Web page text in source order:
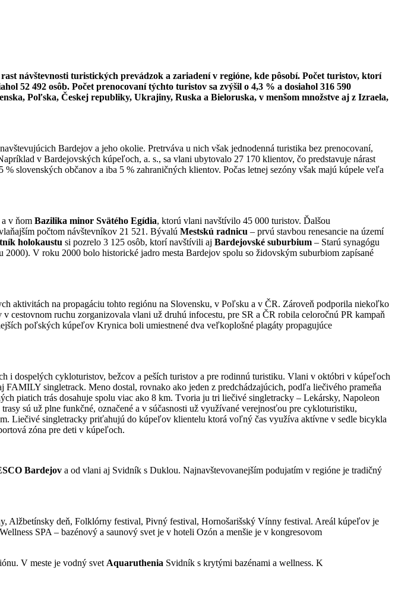
návštevnosti turistických prevádzok a zariadení v regióne, kde pôsobí. Počet turistov, ktorí
52 492 osôb. Počet prenocovaní týchto turistov sa zvýšil o 4,3 % a dosiahol 316 590
Poľska, Českej republiky, Ukrajiny, Ruska a Bieloruska, v menšom množstve aj z Izraela,
Bardejov a jeho okolie. Pretrváva u nich však jednodenná turistika bez prenocovaní,
v Bardejovských kúpeľoch, a. s., sa vlani ubytovalo 27 170 klientov, čo predstavuje nárast
slovenských občanov a iba 5 % zahraničných klientov. Počas letnej sezóny však majú kúpele veľa
v ňom Bazilika minor Svätého Egídia, ktorú vlani navštívilo 45 000 turistov. Ďalšou
počtom návštevníkov 21 521. Bývalú Mestskú radnicu – prvú stavbou renesancie na území
holokaustu si pozrelo 3 125 osôb, ktorí navštívili aj Bardejovské suburbium – Starú synagógu
V roku 2000 bolo historické jadro mesta Bardejov spolu so židovským suburbiom zapísané
aktivitách na propagáciu tohto regiónu na Slovensku, v Poľsku a v ČR. Zároveň podporila niekoľko
ruchu zorganizovala vlani už druhú infocestu, pre SR a ČR robila celoročnú PR kampaň
poľských kúpeľov Krynica boli umiestnené dva veľkoplošné plagáty propagujúce
i dospelých cykloturistov, bežcov a peších turistov a pre rodinnú turistiku. Vlani v októbri v kúpeľoch
singletrack. Meno dostal, rovnako ako jeden z predchádzajúcich, podľa liečivého prameňa
piatich trás dosahuje spolu viac ako 8 km. Tvoria ju tri liečivé singletracky – Lekársky, Napoleon
sú už plne funkčné, označené a v súčasnosti už využívané verejnosťou pre cykloturistiku,
Liečivé singletracky priťahujú do kúpeľov klientelu ktorá voľný čas využíva aktívne v sedle bicykla
zóna pre deti v kúpeľoch.
Bardejov a od vlani aj Svidník s Duklou. Najnavštevovanejším podujatím v regióne je tradičný
Alžbetínsky deň, Folklórny festival, Pivný festival, Hornošarišský Vínny festival. Areál kúpeľov je
SPA – bazénový a saunový svet je v hoteli Ozón a menšie je v kongresovom
V meste je vodný svet Aquaruthenia Svidník s krytými bazénami a wellness. K